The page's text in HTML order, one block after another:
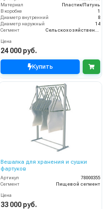
Материал
Пластик/Латунь
В коробке
1
Диаметр внутренний
8
Диаметр наружный
14
Сегмент
Цена
24 000 руб.
Купить
Вешалка для хранения и сушки
фартуков
Артикул
78000355
Сегмент
Пищевой сегмент
Цена
33 000 руб.